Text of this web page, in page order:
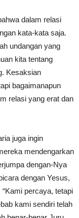
dalam relasi
kata-kata saja.
undangan yang
kita tentang
Kesaksian
bagaimanapun
relasi yang erat dan
juga ingin
mendengarkan
dengan-Nya
dengan Yesus,
percaya, tetapi
kami sendiri telah